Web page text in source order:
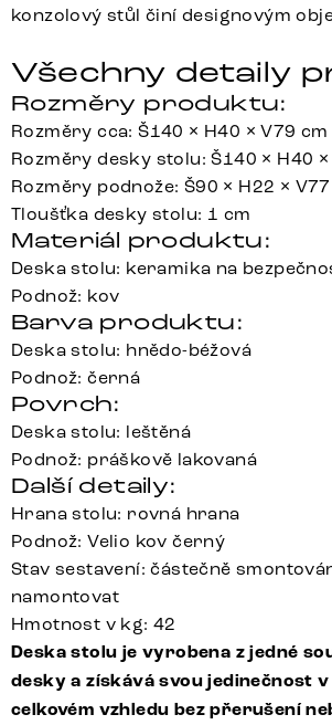
konzolový stůl činí designovým
Všechny detaily
Rozměry produktu:
Rozměry cca: Š140 × H40 × V79 cm
Rozměry desky stolu: Š140 × H40 ×
Rozměry podnože: Š90 × H22 ×
Tloušťka desky stolu: 1 cm
Materiál produktu:
Deska stolu: keramika na
Podnož: kov
Barva produktu:
Deska stolu: hnědo-béžová
Podnož: černá
Povrch:
Deska stolu: leštěná
Podnož: práškově lakovaná
Další detaily:
Hrana stolu: rovná hrana
Podnož: Velio kov černý
Stav sestavení: částečně
namontovat
Hmotnost v kg: 42
Deska stolu je vyrobena z jedné
desky a získává svou jedinečnost
celkovém vzhledu bez přerušení